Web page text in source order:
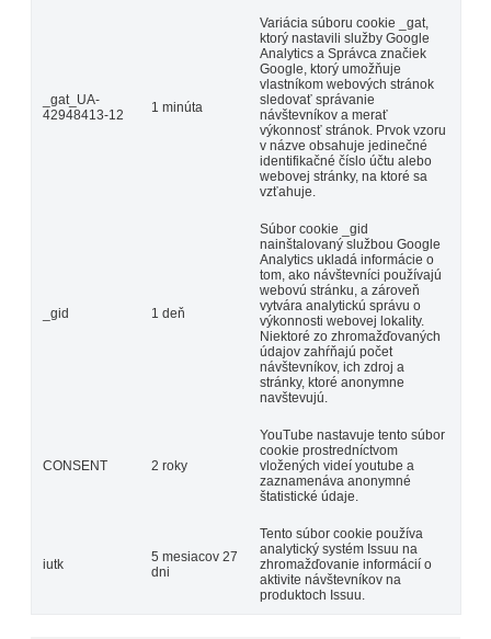
_gat_UA-
42948413-12
1 minúta
Variácia súboru cookie _gat,
ktorý nastavili služby Google
Analytics a Správca značiek
Google, ktorý umožňuje
vlastníkom webových stránok
sledovať správanie
návštevníkov a merať
výkonnosť stránok. Prvok vzoru
v názve obsahuje jedinečné
identifikačné číslo účtu alebo
webovej stránky, na ktoré sa
vzťahuje.
_gid 1 deň
Súbor cookie _gid
nainštalovaný službou Google
Analytics ukladá informácie o
tom, ako návštevníci používajú
webovú stránku, a zároveň
vytvára analytickú správu o
výkonnosti webovej lokality.
Niektoré zo zhromažďovaných
údajov zahŕňajú počet
návštevníkov, ich zdroj a
stránky, ktoré anonymne
navštevujú.
CONSENT 2 roky
YouTube nastavuje tento súbor
cookie prostredníctvom
vložených videí youtube a
zaznamenáva anonymné
štatistické údaje.
iutk
5 mesiacov 27
dni
Tento súbor cookie používa
analytický systém Issuu na
zhromažďovanie informácií o
aktivite návštevníkov na
produktoch Issuu.